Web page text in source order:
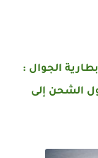
الجوال :
الشحن إلى